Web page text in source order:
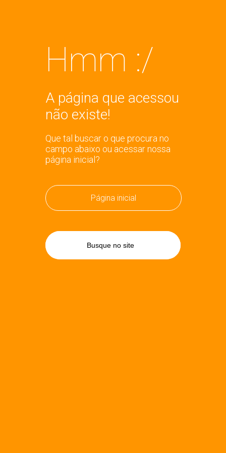
Hmm :/
A página que acessou
não existe!
Que tal buscar o que procura no
campo abaixo ou acessar nossa
página inicial?
Página inicial